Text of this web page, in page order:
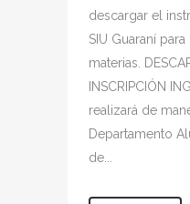
descargar el
SIU Guaraní
materias.
INSCRIPCIÓN
realizará de
Departamento
de...